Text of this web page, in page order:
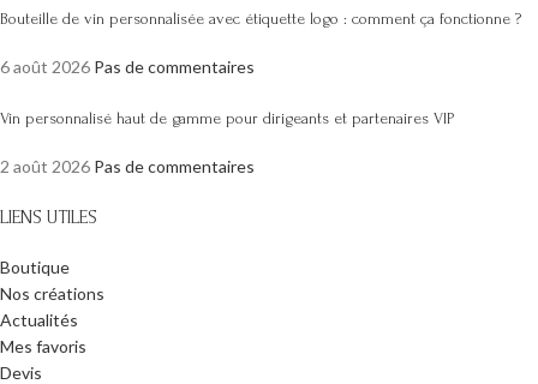
Bouteille de vin personnalisée avec étiquette logo : comment ça fonctionne ?
6 août 2026 Pas de commentaires
Vin personnalisé haut de gamme pour dirigeants et partenaires VIP
2 août 2026 Pas de commentaires
LIENS UTILES
Boutique
Nos créations
Actualités
Mes favoris
Devis